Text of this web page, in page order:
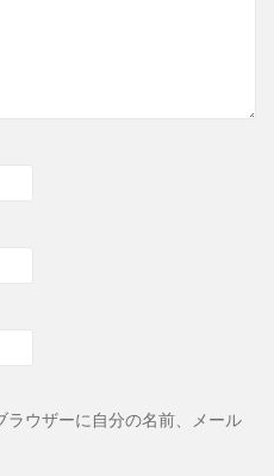
ウザーに自分の名前、メール